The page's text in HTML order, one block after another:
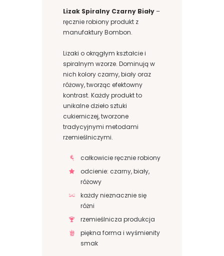
Lizak Spiralny Czarny Biały –
ręcznie robiony produkt z
manufaktury Bombon.
Lizaki o okrągłym kształcie i
spiralnym wzorze. Dominują w
nich kolory czarny, biały oraz
różowy, tworząc efektowny
kontrast. Każdy produkt to
unikalne dzieło sztuki
cukierniczej, tworzone
tradycyjnymi metodami
rzemieślniczymi.
całkowicie ręcznie robiony
odcienie: czarny, biały,
różowy
każdy nieznacznie się
różni
rzemieślnicza produkcja
piękna forma i wyśmienity
smak